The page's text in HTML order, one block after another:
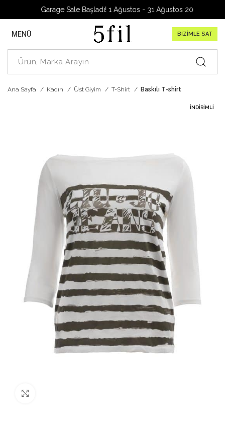
Garage Sale Başladı! 1 Ağustos - 31 Ağustos 2026
MENÜ BİZİMLE SAT
Ana Sayfa Kadın Üst Giyim T-Shirt Baskılı T-shirt
İNDIRIMLI